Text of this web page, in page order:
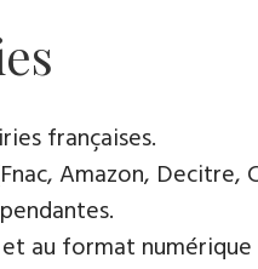
françaises​.
Amazon,
au format